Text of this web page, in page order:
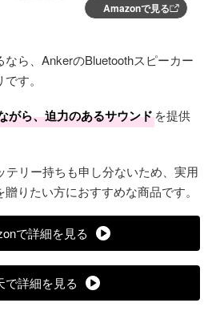
Amazonで見る
ら、AnkerのBluetoothスピーカー
す。
がら、迫力のあるサウンドを提供
テリー持ちも申し分ないため、実用
りたい方におすすめな商品です。
で詳細を見る
で詳細を見る